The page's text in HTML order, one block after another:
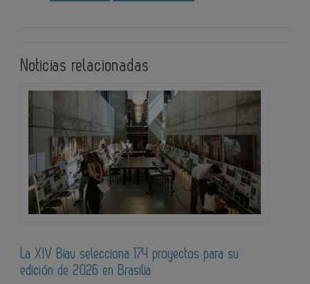
Noticias relacionadas
La XIV Biau selecciona 174 proyectos para su
edición de 2026 en Brasilia